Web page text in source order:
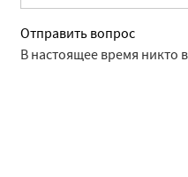
Отправить вопрос
В настоящее время никто